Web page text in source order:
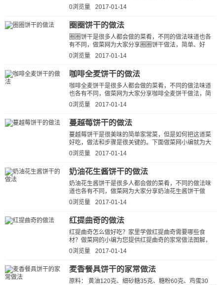
单，而且跟外面那些餐馆做的猕猴桃...
0浏览量 2017-01-14
圈圈饼干的做法
圈圈饼干是很多人都会做的菜肴，不同的做法味道也各
有不同，做菜网为大家分享圈圈饼干做法，简单、好
吃、下饭。按这种方法做出的圈圈饼...
0浏览量 2017-01-14
咖啡全麦饼干的做法
咖啡全麦饼干是很多人都会做的菜肴，不同的做法味道
也各有不同，做菜网为大家分享咖啡全麦饼干做法，简
单、好吃、下饭。按这种方法做出...
0浏览量 2017-01-14
蔓越莓饼干的做法
蔓越莓饼干是很美味的简单家常菜，但是如何把这道菜
好吃，做法和步骤是很关键的。下面做菜网小编就为大
家说说蔓越莓饼干的做法步骤，看...
0浏览量 2017-01-14
奶油花生酱饼干的做法
奶油花生酱饼干是很多人都会做的菜肴，不同的做法味
道也各有不同，做菜网为大家分享奶油花生酱饼干做
法，简单、好吃、下饭。按这种方法...
0浏览量 2017-01-14
红提曲奇的做法
红提曲奇怎么做好吃？家里学做红提曲奇需要哪些食
材？做菜网的小编为您提供红提曲奇的家常做法图解，
让厨房新手也能做出美味可口的红提...
0浏览量 2017-01-14
麦香餐具饼干的家常做法
原料： 黄油120克、细砂糖35克、糖粉60克、鸡蛋30